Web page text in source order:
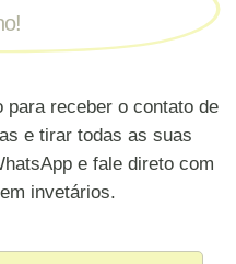
para receber o contato de
e tirar todas as suas
e fale direto com
invetários.